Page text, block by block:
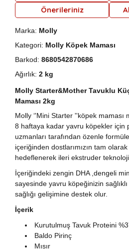
Önerileriniz
Marka: Molly
Kategori: Molly Köpek Maması
Barkod: 8680542870686
Ağırlık: 2 kg
Molly Starter&Mother Tavuklu
Maması 2kg
Molly ‘'Mini Starter ''köpek maması
8 haftaya kadar yavru köpekler için
uzmanları tarafından özenle
içeriğinden dostlarımızın tam
hedeflenerek ileri ekstruder
İçeriğindeki zengin DHA ,dengeli
sayesinde yavru köpeğinizin
sağlığı gelişimine destek olur.
İçerik
Kurutulmuş Tavuk Proteini
Baldo Pirinç
Mısır